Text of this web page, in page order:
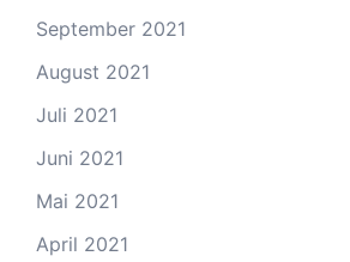
September 2021
August 2021
Juli 2021
Juni 2021
Mai 2021
April 2021